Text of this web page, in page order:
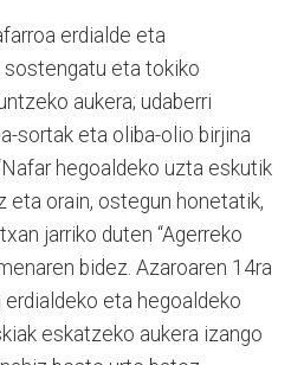
erdialde eta
sostengatu eta tokiko
aukera; udaberri
sortak eta oliba-olio birjina
hegoaldeko uzta eskutik
eta orain, ostegun honetatik,
jarriko duten “Agerreko
bidez. Azaroaren 14ra
eta hegoaldeko
eskatzeko aukera izango